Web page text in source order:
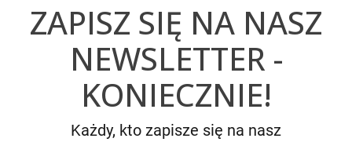
ZAPISZ SIĘ NA NASZ
NEWSLETTER -
KONIECZNIE!
Każdy, kto zapisze się na nasz